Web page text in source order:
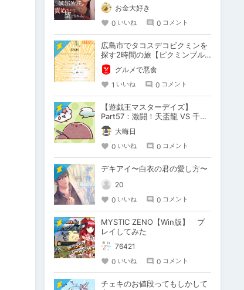
妬彼氏に激責めされて堕とされ
る。お金大好き
0 いいね 0 コメント
広島市でタコスデコピクミンを
探す2時間の旅【ピクミンブル
ーム / Pikmin Bloom】
グルメで悪食
1 いいね 0 コメント
【遊戯王マスターデイズ】
Part57：激闘！天盃龍 VS 千年
D【架空デュエル】
大晦日
0 いいね 0 コメント
デキアイ〜白衣の君の愛し方〜
20
0 いいね 0 コメント
MYSTIC ZENO【Win版】 プ
レイしてみた
76421
0 いいね 0 コメント
チェキのお値段ってもしかして